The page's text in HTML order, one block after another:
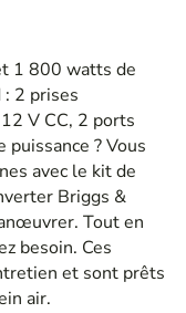
1 800 watts de
2 prises
V CC, 2 ports
? Vous
avec le kit de
Briggs &
Tout en
besoin. Ces
et sont prêts
air.